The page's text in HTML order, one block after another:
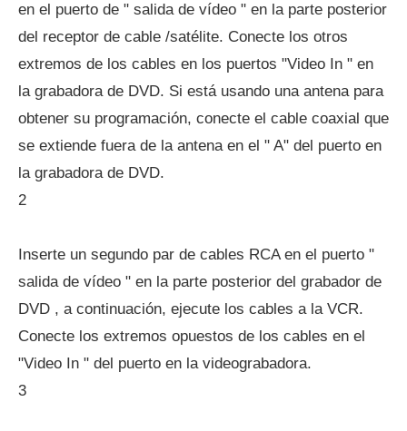
en el puerto de " salida de vídeo " en la parte posterior
del receptor de cable /satélite. Conecte los otros
extremos de los cables en los puertos "Video In " en
la grabadora de DVD. Si está usando una antena para
obtener su programación, conecte el cable coaxial que
se extiende fuera de la antena en el " A" del puerto en
la grabadora de DVD.
2
Inserte un segundo par de cables RCA en el puerto "
salida de vídeo " en la parte posterior del grabador de
DVD , a continuación, ejecute los cables a la VCR.
Conecte los extremos opuestos de los cables en el
"Video In " del puerto en la videograbadora.
3